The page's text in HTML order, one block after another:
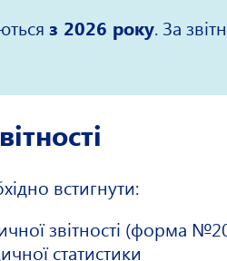
з 2026 року. За
встигнути:
звітності (форма
статистики